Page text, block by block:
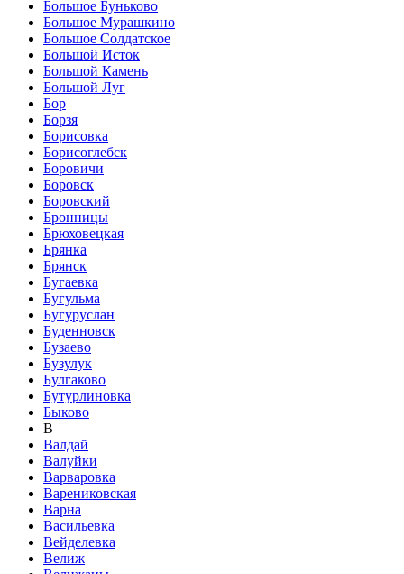
Большое Буньково
Большое Мурашкино
Большое Солдатское
Большой Исток
Большой Камень
Большой Луг
Бор
Борзя
Борисовка
Борисоглебск
Боровичи
Боровск
Боровский
Бронницы
Брюховецкая
Брянка
Брянск
Бугаевка
Бугульма
Бугуруслан
Буденновск
Бузаево
Бузулук
Булгаково
Бутурлиновка
Быково
В
Валдай
Валуйки
Варваровка
Варениковская
Варна
Васильевка
Вейделевка
Велиж